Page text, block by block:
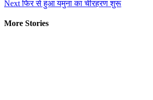
Reading
Nextफिर से हुआ यमुना का चीरहरण शुरू
More Stories